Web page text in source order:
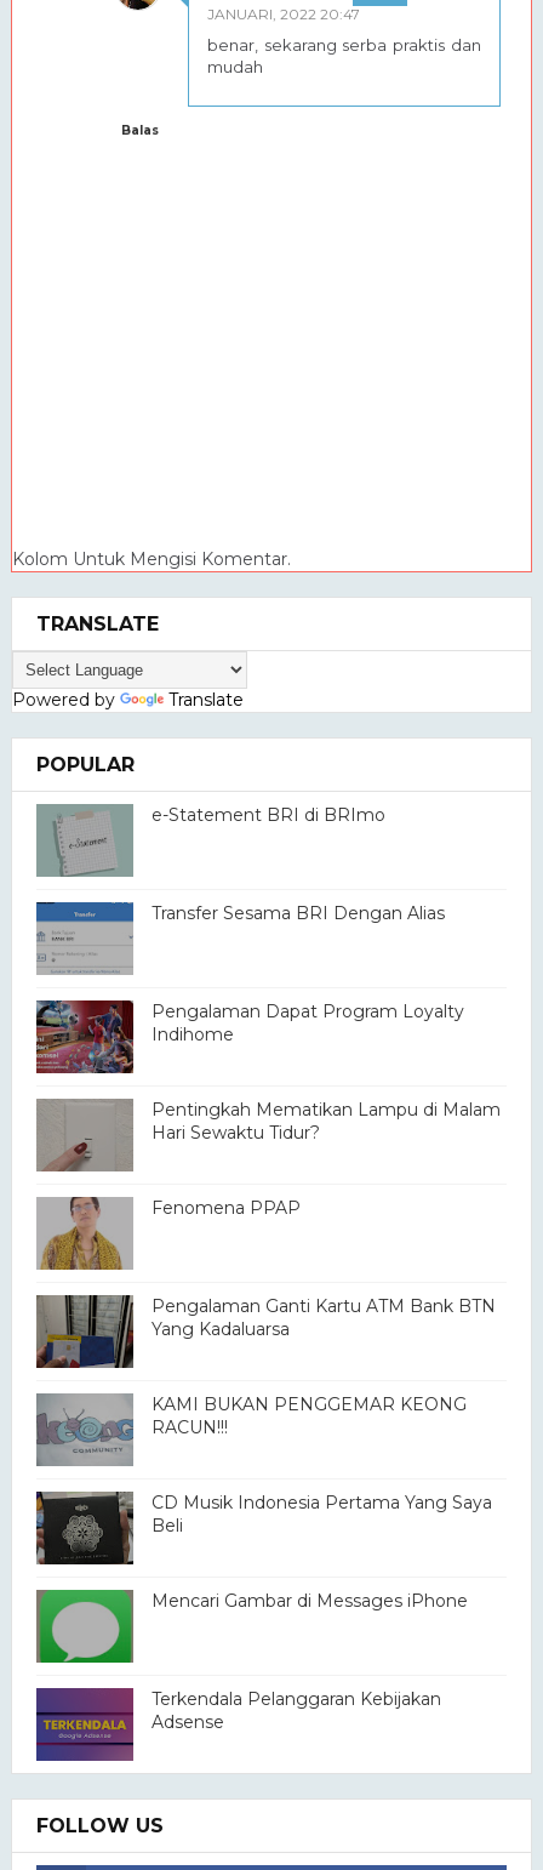
JANUARI, 2022 20:47
benar, sekarang serba praktis dan
mudah
Balas
Kolom Untuk Mengisi Komentar.
TRANSLATE
Powered by Translate
POPULAR
e-Statement BRI di BRImo
Transfer Sesama BRI Dengan Alias
Pengalaman Dapat Program Loyalty
Indihome
Pentingkah Mematikan Lampu di Malam
Hari Sewaktu Tidur?
Fenomena PPAP
Pengalaman Ganti Kartu ATM Bank BTN
Yang Kadaluarsa
KAMI BUKAN PENGGEMAR KEONG
RACUN!!!
CD Musik Indonesia Pertama Yang Saya
Beli
Mencari Gambar di Messages iPhone
Terkendala Pelanggaran Kebijakan
Adsense
FOLLOW US